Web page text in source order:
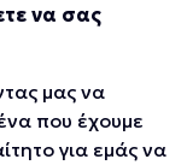
να σας
μας να
που έχουμε
για εμάς να